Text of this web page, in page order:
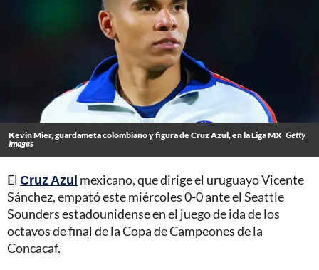
Kevin Mier, guardameta colombiano y figura de Cruz Azul, en la Liga MX Getty
Images
El Cruz Azul mexicano, que dirige el uruguayo Vicente
Sánchez, empató este miércoles 0-0 ante el Seattle
Sounders estadounidense en el juego de ida de los
octavos de final de la Copa de Campeones de la
Concacaf.